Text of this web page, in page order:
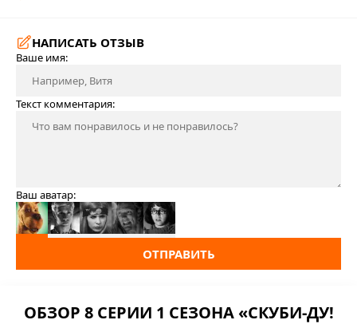
НАПИСАТЬ ОТЗЫВ
Ваше имя:
Текст комментария:
Ваш аватар:
ОТПРАВИТЬ
ОБЗОР 8 СЕРИИ 1 СЕЗОНА «СКУБИ-ДУ!